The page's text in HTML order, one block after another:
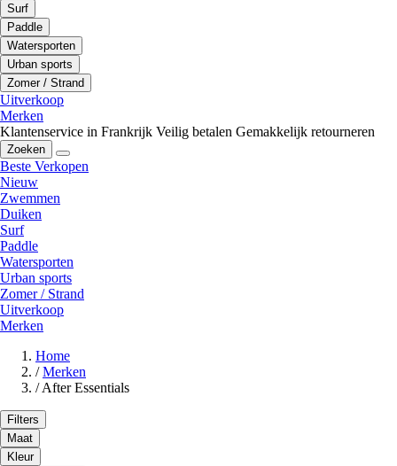
Surf
Paddle
Watersporten
Urban sports
Zomer / Strand
Uitverkoop
Merken
Klantenservice in Frankrijk Veilig betalen Gemakkelijk retourneren
Zoeken
Beste Verkopen
Nieuw
Zwemmen
Duiken
Surf
Paddle
Watersporten
Urban sports
Zomer / Strand
Uitverkoop
Merken
Home
/ Merken
/ After Essentials
Filters
Maat
Kleur